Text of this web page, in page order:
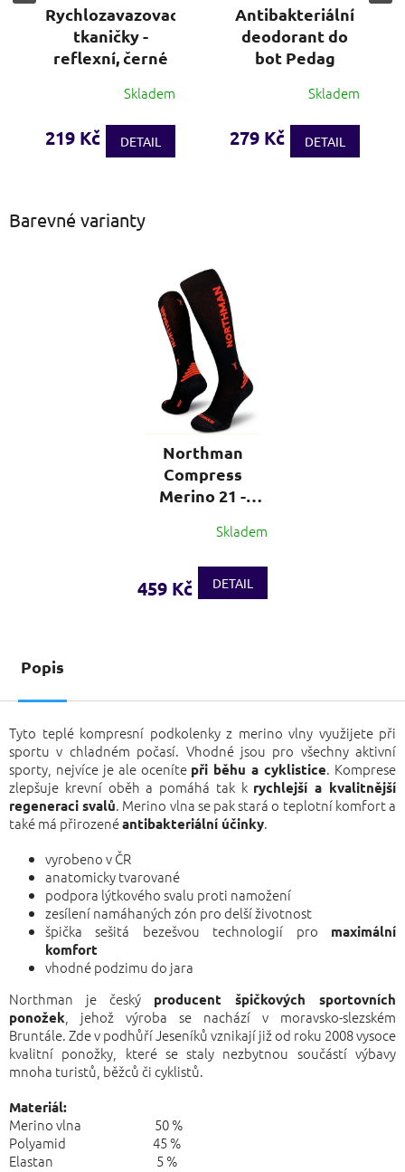
Rychlozavazovací
tkaničky -
reflexní, černé
produktu
je
hvězdiček.
Skladem
219 Kč DETAIL
Antibakteriální
deodorant do
bot Pedag
produktu
je
Skladem
279 Kč DETAIL
Barevné varianty
Northman
Compress
Merino 21 -
Skladem
459 Kč DETAIL
Popis
Tyto teplé kompresní podkolenky z merino vlny využijete při
sportu v chladném počasí. Vhodné jsou pro všechny aktivní
sporty, nejvíce je ale oceníte při běhu a cyklistice. Komprese
zlepšuje krevní oběh a pomáhá tak k rychlejší a kvalitnější
regeneraci svalů. Merino vlna se pak stará o teplotní komfort a
také má přirozenéantibakteriální účinky.
vyrobeno v ČR
anatomicky tvarované
podpora lýtkového svalu proti namožení
zesílení namáhaných zón pro delší životnost
špička sešitá bezešvou technologií pro maximální
komfort
vhodné podzimu do jara
Northman je český producent špičkových sportovních
ponožek , jehož výroba se nachází v moravsko-slezském
Bruntále. Zde v podhůří Jeseníků vznikají již od roku 2008 vysoce
kvalitní ponožky, které se staly nezbytnou součástí výbavy
mnoha turistů, běžců či cyklistů.
Materiál:
Merino vlna 50 %
Polyamid 45 %
Elastan 5 %